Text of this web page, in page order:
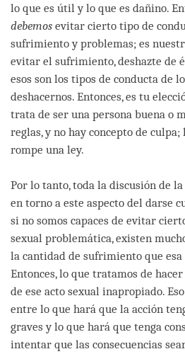
lo que es útil y lo que es dañino.
debemos evitar cierto tipo de
sufrimiento y problemas; es
evitar el sufrimiento, deshazte de
esos son los tipos de conducta de
deshacernos. Entonces, es tu
trata de ser una persona buena o
reglas, y no hay concepto de culpa;
rompe una ley.
Por lo tanto, toda la discusión de
en torno a este aspecto del darse
si no somos capaces de evitar
sexual problemática, existen
la cantidad de sufrimiento que
Entonces, lo que tratamos de
de ese acto sexual inapropiado.
entre lo que hará que la acción
graves y lo que hará que tenga
intentar que las consecuencias